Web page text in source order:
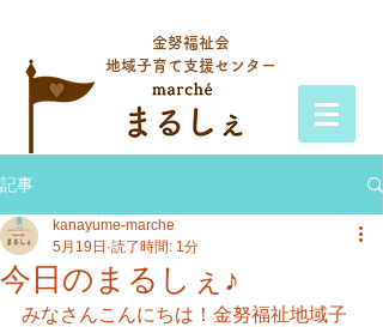
金努福祉会
地域子育て支援センター
記事
今日のまるしぇ♪
kanayume-marche
5月19日 読了時間: 1分
みなさんこんにちは！金努福祉地域子